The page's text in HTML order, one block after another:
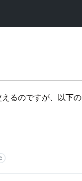
るのですが、以下の